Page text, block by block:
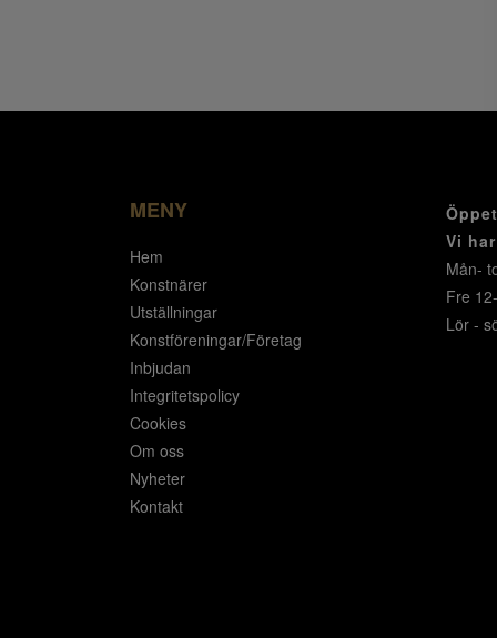
MENY
Hem
Konstnärer
Utställningar
Konstföreningar/Företag
Inbjudan
Integritetspolicy
Cookies
Om oss
Nyheter
Kontakt
Vi
Mån-
Fre
Lör -